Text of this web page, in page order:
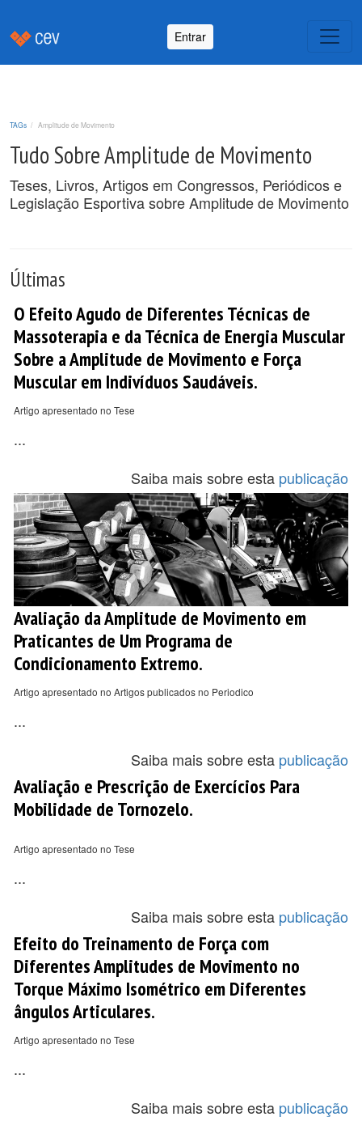
Entrar
TAGs Amplitude de Movimento
Tudo Sobre Amplitude de Movimento
Teses, Livros, Artigos em Congressos, Periódicos e
Legislação Esportiva sobre Amplitude de Movimento
Últimas
O Efeito Agudo de Diferentes Técnicas de
Massoterapia e da Técnica de Energia Muscular
Sobre a Amplitude de Movimento e Força
Muscular em Indivíduos Saudáveis.
Artigo apresentado no Tese
...
Saiba mais sobre esta publicação
Avaliação da Amplitude de Movimento em
Praticantes de Um Programa de
Condicionamento Extremo.
Artigo apresentado no Artigos publicados no Periodico
...
Saiba mais sobre esta publicação
Avaliação e Prescrição de Exercícios Para
Mobilidade de Tornozelo.
Artigo apresentado no Tese
...
Saiba mais sobre esta publicação
Efeito do Treinamento de Força com
Diferentes Amplitudes de Movimento no
Torque Máximo Isométrico em Diferentes
ângulos Articulares.
Artigo apresentado no Tese
...
Saiba mais sobre esta publicação